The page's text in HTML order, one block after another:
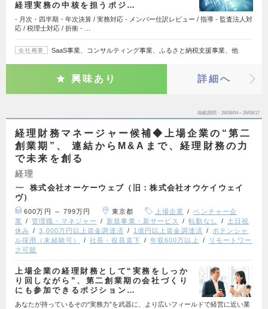
経理実務の中核を担うポジ…
- 月次・四半期・年次決算 / 実務対応 - メンバー仕訳レビュー / 指導 - 監査法人対
応 / 税理士対応 / 折衝 - …
会社概要 SaaS事業、コンサルティング事業、ふるさと納税支援事業、他
興味あり 詳細へ
掲載期間 26/08/04～26/08/17
経理財務マネージャー候補◆上場企業の“第二
創業期”、 連結からM&Aまで、経理財務の力
で未来を創る
経理
株式会社オーケーウェブ（旧：株式会社オウケイウェイ
ヴ）
600万円 ～ 799万円 東京都 上場企業
ベンチャー企
業
管理職・マネジャー 新規事業・新サービス 転勤なし
土日祝
休み
3,000万円以上資金調達済 1億円以上資金調達済
ポテンシャ
ル採用（未経験可）
社長・役員直下 年収600万以上
リモートワー
ク可能
上場企業の経理財務として“実務をしっか
り回しながら”、第二創業期の会社づくり
にも参加できるポジション…
あなたが持っているその“実務力”を武器に、より広いフィールドで経営に近い業